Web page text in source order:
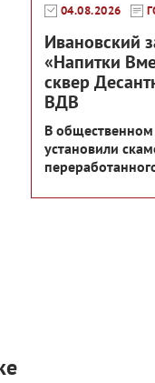
04.08.2026
Ивановский
«Напитки
сквер
ВДВ
В общественном
установили